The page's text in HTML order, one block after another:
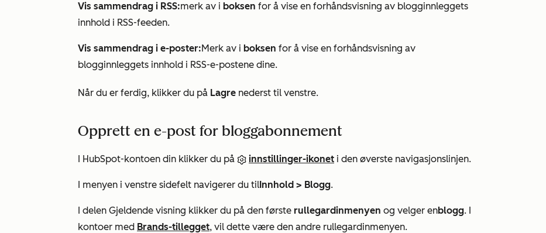
Vis sammendrag i RSS:merk av i boksen for å vise en forhåndsvisning av blogginnleggets
innhold i RSS-feeden.
Vis sammendrag i e-poster:Merk av i boksen for å vise en forhåndsvisning av
blogginnleggets innhold i RSS-e-postene dine.
Når du er ferdig, klikker du på Lagre nederst til venstre.
Opprett en e-post for bloggabonnement
I HubSpot-kontoen din klikker du på innstillinger-ikonet i den øverste navigasjonslinjen.
I menyen i venstre sidefelt navigerer du tilInnhold > Blogg.
I delen Gjeldende visning klikker du på den første rullegardinmenyen og velger enblogg. I
kontoer med Brands-tillegget, vil dette være den andre rullegardinmenyen.